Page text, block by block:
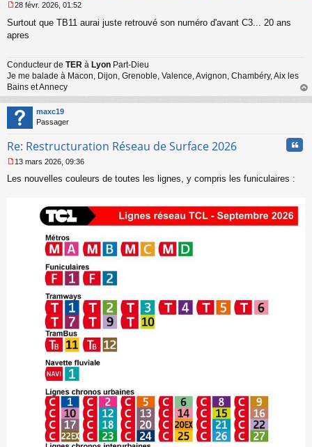
e
s
g
e
n
o
n
l
u
28 févr. 2026, 01:52
Surtout que TB11 aurai juste retrouvé son numéro d'avant C3... 20 ans
apres
Conducteur de TER à Lyon Part-Dieu
Je me balade à Macon, Dijon, Grenoble, Valence, Avignon, Chambéry, Aix les
Bains et Annecy
au
maxc19
Passager
Re: Restructuration Réseau de Surface 2026
e
13 mars 2026, 09:36
Les nouvelles couleurs de toutes les lignes, y compris les funiculaires :